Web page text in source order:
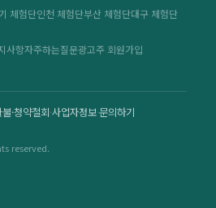
체험단인천 체험단부산 체험단대구 체험단
사항자주하는질문광고주 회원가입
·청약철회·사업자정보·문의하기
reserved.